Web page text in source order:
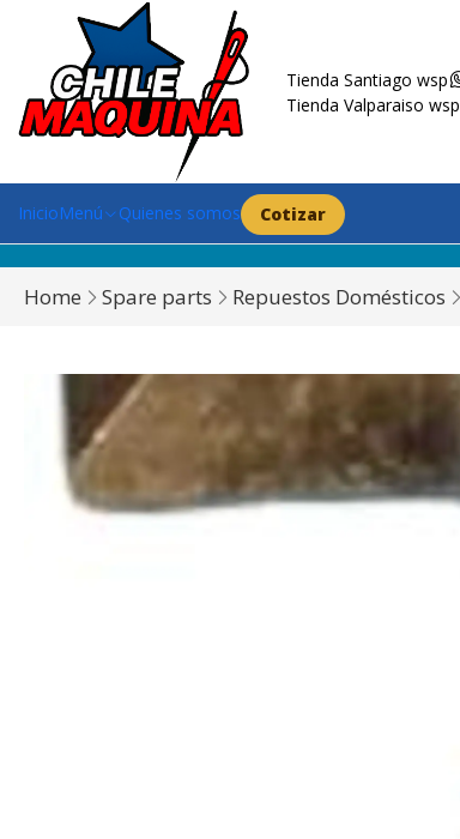
Tienda Santiago wsp
Tienda Valparaiso wsp
InicioMenú Quienes somos Cotizar
Home Spare parts Repuestos Domésticos